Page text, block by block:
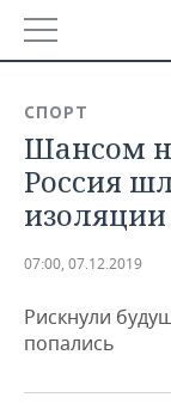
ТАТАРСТАН
НОВОСТИ
АНАЛИТИКА
ДЕКЛАРАЦИИ
НОВОСТИ
СПОРТ
Шансом
Россия
07:00, 07.12.2019
Рискнули
попались